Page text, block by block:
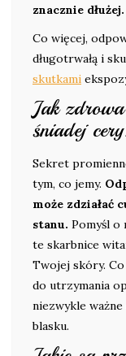
znacznie dłużej.
Co więcej,
długotrwałą i
skutkami
Jak
śniadej
Sekret
tym, co jemy.
może zdziałać
stanu. Pomyśl o
te skarbnice
Twojej skóry. Co
do utrzymania
niezwykle
blasku.